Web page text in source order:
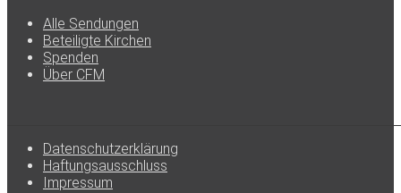
Alle Sendungen
Beteiligte Kirchen
Spenden
Über CFM
Datenschutzerklärung
Haftungsausschluss
Impressum